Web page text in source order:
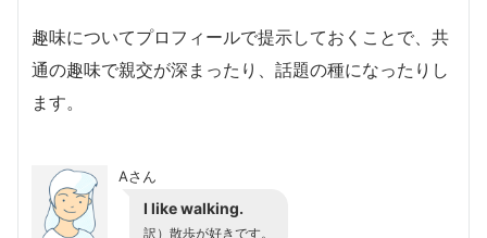
趣味についてプロフィールで提示しておくことで、共
通の趣味で親交が深まったり、話題の種になったりし
ます。
Aさん
I like walking.
訳）散歩が好きです。